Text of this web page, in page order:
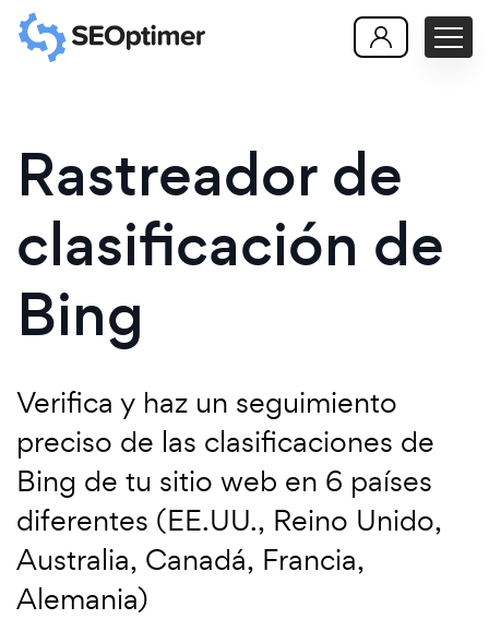
Rastreador de
clasificación de
Bing
Verifica y haz un seguimiento
preciso de las clasificaciones de
Bing de tu sitio web en 6 países
diferentes (EE.UU., Reino Unido,
Australia, Canadá, Francia,
Alemania)